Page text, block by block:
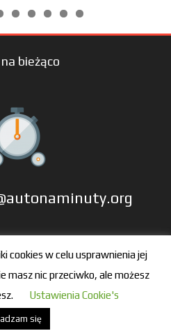
bieżąco
666 993
autonaminuty.org
cookies w celu usprawnienia jej
masz nic przeciwko, ale możesz
Ustawienia Cookie's
się